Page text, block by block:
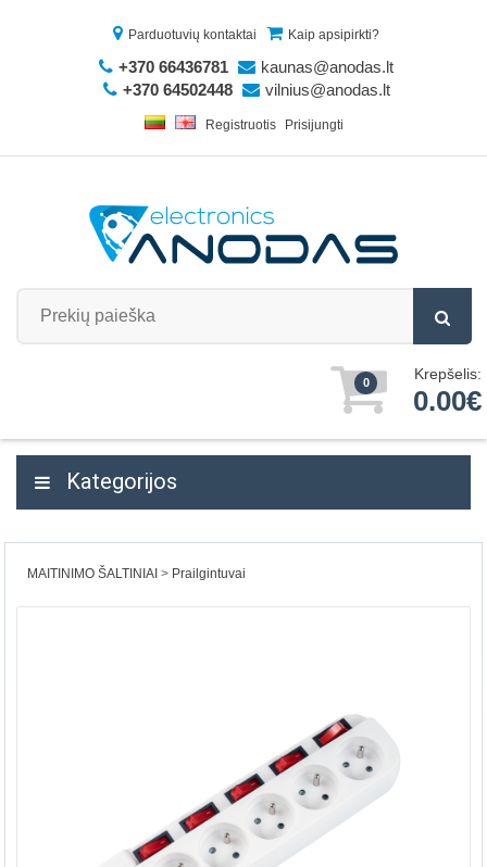
Parduotuvių kontaktai Kaip apsipirkti?
+370 66436781
kaunas@anodas.lt
+370 64502448
vilnius@anodas.lt
Registruotis Prisijungti
0 Krepšelis:
0.00€
Kategorijos
MAITINIMO ŠALTINIAI Prailgintuvai